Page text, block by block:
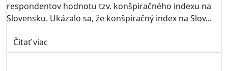
respondentov hodnotu tzv. konšpiračného indexu na
Slovensku. Ukázalo sa, že konšpiračný index na Slov...
Čítať viac